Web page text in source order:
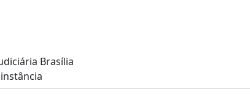
Brasília